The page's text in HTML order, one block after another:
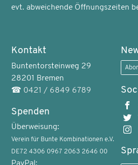
evt. abweichende Öffnungszeiten
Kontakt
Buntentorsteinweg 29
28201 Bremen
☎ 0421 / 6849 6789
Spenden
Überweisung:
Verein für Bunte Kombinationen e.V.
DE72 4306 0967 2063 2646 00